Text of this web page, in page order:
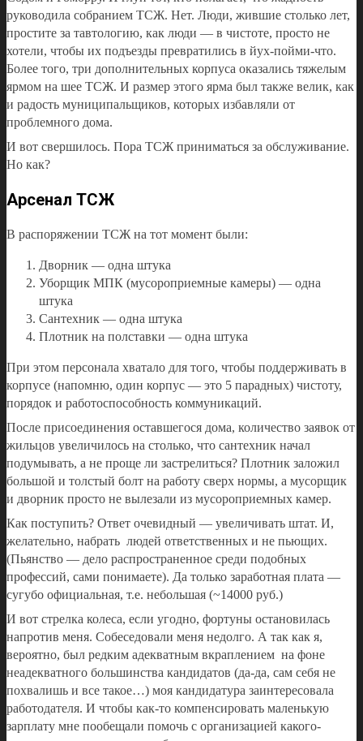
руководила собранием ТСЖ. Нет. Люди, жившие столько лет,
простите за тавтологию, как люди — в чистоте, просто не
хотели, чтобы их подъезды превратились в йух-пойми-что.
Более того, три дополнительных корпуса оказались тяжелым
ярмом на шее ТСЖ. И размер этого ярма был также велик, как
и радость муниципальщиков, которых избавляли от
проблемного дома.
И вот свершилось. Пора ТСЖ приниматься за обслуживание.
Но как?
Арсенал ТСЖ
В распоряжении ТСЖ на тот момент были:
Дворник — одна штука
Уборщик МПК (мусороприемные камеры) — одна
штука
Сантехник — одна штука
Плотник на полставки — одна штука
При этом персонала хватало для того, чтобы поддерживать в
корпусе (напомню, один корпус — это 5 парадных) чистоту,
порядок и работоспособность коммуникаций.
После присоединения оставшегося дома, количество заявок от
жильцов увеличилось на столько, что сантехник начал
подумывать, а не проще ли застрелиться? Плотник заложил
большой и толстый болт на работу сверх нормы, а мусорщик
и дворник просто не вылезали из мусороприемных камер.
Как поступить? Ответ очевидный — увеличивать штат. И,
желательно, набрать людей ответственных и не пьющих.
(Пьянство — дело распространенное среди подобных
профессий, сами понимаете). Да только заработная плата —
сугубо официальная, т.е. небольшая (~14000 руб.)
И вот стрелка колеса, если угодно, фортуны остановилась
напротив меня. Собеседовали меня недолго. А так как я,
вероятно, был редким адекватным вкраплением на фоне
неадекватного большинства кандидатов (да-да, сам себя не
похвалишь и все такое…) моя кандидатура заинтересовала
работодателя. И чтобы как-то компенсировать маленькую
зарплату мне пообещали помочь с организацией какого-